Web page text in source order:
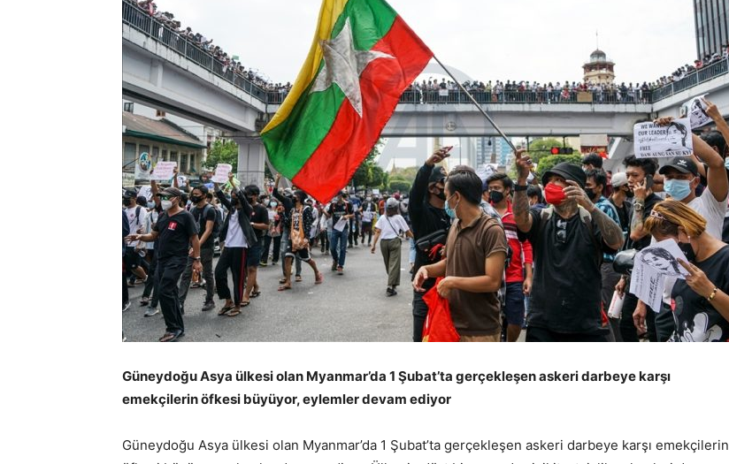
Güneydoğu Asya ülkesi olan Myanmar’da 1 Şubat’ta gerçekleşen askeri darbeye karşı
emekçilerin öfkesi büyüyor, eylemler devam ediyor
Güneydoğu Asya ülkesi olan Myanmar’da 1 Şubat’ta gerçekleşen askeri darbeye karşı emekçilerin